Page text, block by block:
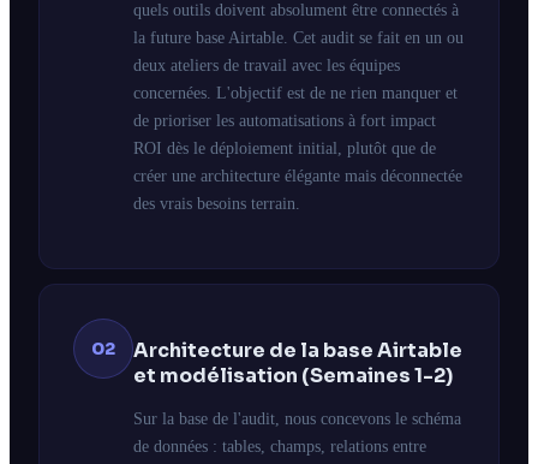
quels outils doivent absolument être connectés à
la future base Airtable. Cet audit se fait en un ou
deux ateliers de travail avec les équipes
concernées. L'objectif est de ne rien manquer et
de prioriser les automatisations à fort impact
ROI dès le déploiement initial, plutôt que de
créer une architecture élégante mais déconnectée
des vrais besoins terrain.
02
Architecture de la base Airtable
et modélisation (Semaines 1-2)
Sur la base de l'audit, nous concevons le schéma
de données : tables, champs, relations entre